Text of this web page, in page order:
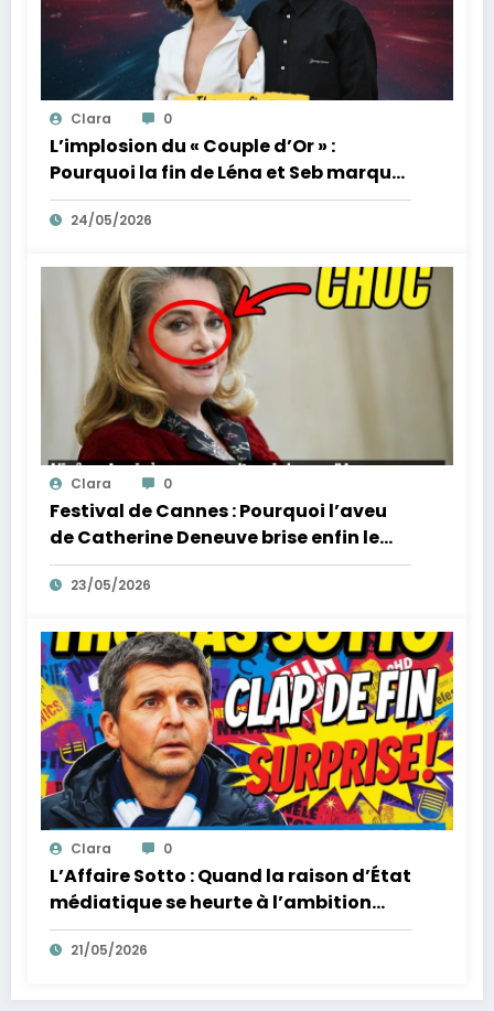
Clara 0
L’implosion du « Couple d’Or » :
Pourquoi la fin de Léna et Seb marque
la fin de l’innocence sur YouTube
24/05/2026
Clara 0
Festival de Cannes : Pourquoi l’aveu
de Catherine Deneuve brise enfin le
mythe de la Croisette
23/05/2026
Clara 0
L’Affaire Sotto : Quand la raison d’État
médiatique se heurte à l’ambition
d’un homme
21/05/2026